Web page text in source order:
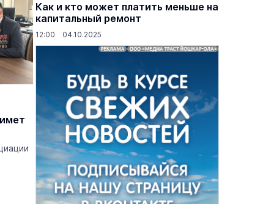
Как и кто может платить меньше на
капитальный ремонт
12:00 04.10.2025